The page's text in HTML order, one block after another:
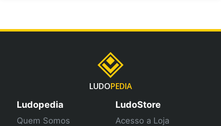
LUDOPEDIA
Ludopedia
Quem Somos
LudoStore
Acesso a Loja